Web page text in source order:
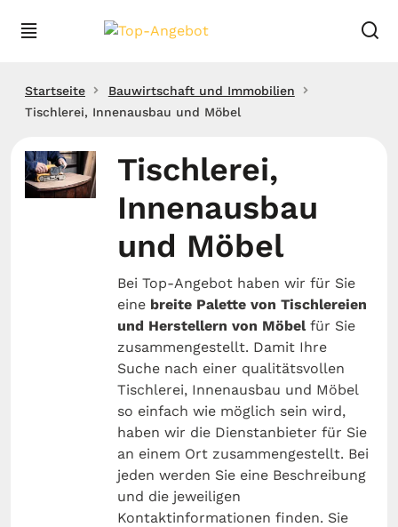
Startseite
Bauwirtschaft und Immobilien
Tischlerei, Innenausbau und Möbel
Tischlerei,
Innenausbau
und Möbel
Bei Top-Angebot haben wir für Sie
eine breite Palette von Tischlereien
und Herstellern von Möbelfür Sie
zusammengestellt. Damit Ihre
Suche nach einer qualitätsvollen
Tischlerei, Innenausbau und Möbel
so einfach wie möglich sein wird,
haben wir die Dienstanbieter für Sie
an einem Ort zusammengestellt. Bei
jeden werden Sie eine Beschreibung
und die jeweiligen
Kontaktinformationen finden. Sie